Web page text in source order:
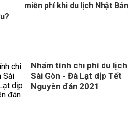
miễn phí khi du lịch Nhật Bản
Nhẩm tính chi phí du lịch
Sài Gòn - Đà Lạt dịp Tết
Nguyên đán 2021